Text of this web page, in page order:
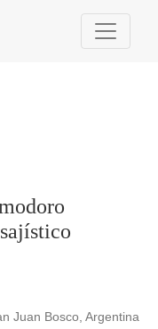
Juan Bosco, Argentina